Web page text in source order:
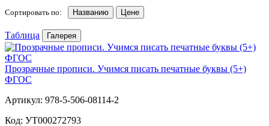
Сортировать по: Названию Цене
Таблица Галерея
Прозрачные прописи. Учимся писать печатные буквы (5+)
ФГОС
Артикул: 978-5-506-08114-2
Код: УТ000272793